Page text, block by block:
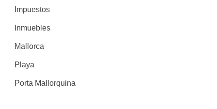
Impuestos
Inmuebles
Mallorca
Playa
Porta Mallorquina